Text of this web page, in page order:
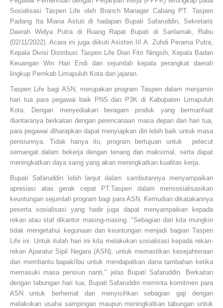
Sosialisasi Taspen Life oleh Branch Manager Cabang PT. Taspen
Padang Ita Miana Astuti di hadapan Bupati Safaruddin, Sekretaris
Daerah Widya Putra di Ruang Rapat Bupati di Sarilamak, Rabu
(02/11/2022). Acara ini juga diikuti Asisten III A. Zuhdi Perama Putra,
Kepala Divisi Distribusi Taspen Life Dian Fitri Ningsih, Kepala Badan
Keuangan Win Hari Endi dan sejumlah kepala perangkat daerah
lingkup Pemkab Limapuluh Kota dan jajaran.
Taspen Life bagi ASN, merupakan program Taspen dalam menjamin
hari tua para pegawai baik PNS dan P3K di Kabupaten Limapuluh
Kota. Dengan menyediakan beragam produk yang bermanfaat
diantaranya berkaitan dengan perencanaan masa depan dan hari tua,
para pegawai diharapkan dapat menyiapkan diri lebih baik untuk masa
pensiunnya. Tidak hanya itu, program bertujuan untuk pelecut
semangat dalam bekerja dengan tenang dan maksimal, serta dapat
meningkatkan daya saing yang akan meningkatkan kualitas kerja.
Bupati Safaruddin lebih lanjut dalam sambutannya menyampaikan
apresiasi atas gerak cepat PT.Taspen dalam mensosialisasikan
keuntungan sejumlah program bagi para ASN. Kemudian dikatakannya
peserta sosialisasi yang hadir juga dapat menyampaikan kepada
rekan atau staf dikantor masing-masing. "Sebagian dari kita mungkin
tidak mengetahui kegunaan dan keuntungan menjadi bagian Taspen
Life ini. Untuk itulah hari ini kita melakukan sosialisasi kepada rekan-
rekan Aparatur Sipil Negara (ASN), untuk memastikan kesejahteraan
dan membantu bapak/ibu untuk mendapatkan dana tambahan ketika
memasuki masa pensiun nanti," jelas Bupati Safaruddin. Berkaitan
dengan tabungan hari tua, Bupati Safaruddin meminta komitmen para
ASN untuk berhemat dan menyisihkan sebagian gaji dengan
melakukan usaha sampingan maupun meningkatkan tabungan untuk